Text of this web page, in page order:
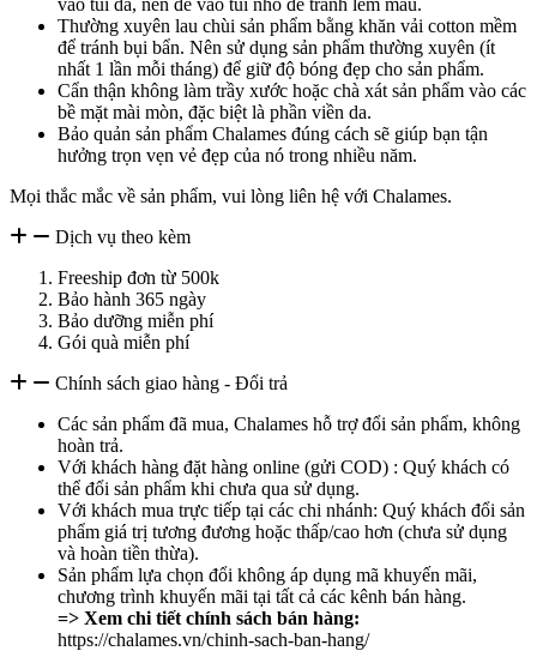
Thường xuyên lau chùi sản phẩm bằng khăn vải cotton mềm
để tránh bụi bẩn. Nên sử dụng sản phẩm thường xuyên (ít
nhất 1 lần mỗi tháng) để giữ độ bóng đẹp cho sản phẩm.
Cẩn thận không làm trầy xước hoặc chà xát sản phẩm vào các
bề mặt mài mòn, đặc biệt là phần viền da.
Bảo quản sản phẩm Chalames đúng cách sẽ giúp bạn tận
hưởng trọn vẹn vẻ đẹp của nó trong nhiều năm.
Mọi thắc mắc về sản phẩm, vui lòng liên hệ với Chalames.
Dịch vụ theo kèm
Freeship đơn từ 500k
Bảo hành 365 ngày
Bảo dưỡng miễn phí
Gói quà miễn phí
Chính sách giao hàng - Đổi trả
Các sản phẩm đã mua, Chalames hỗ trợ đổi sản phẩm, không
hoàn trả.
Với khách hàng đặt hàng online (gửi COD) : Quý khách có
thể đổi sản phẩm khi chưa qua sử dụng.
Với khách mua trực tiếp tại các chi nhánh: Quý khách đổi sản
phẩm giá trị tương đương hoặc thấp/cao hơn (chưa sử dụng
và hoàn tiền thừa).
Sản phẩm lựa chọn đổi không áp dụng mã khuyến mãi,
chương trình khuyến mãi tại tất cả các kênh bán hàng.
=> Xem chi tiết chính sách bán hàng:
https://chalames.vn/chinh-sach-ban-hang/